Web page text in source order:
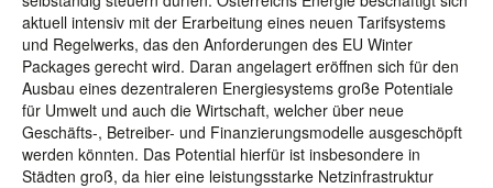
aktuell intensiv mit der Erarbeitung eines neuen Tarifsystems
und Regelwerks, das den Anforderungen des EU Winter
Packages gerecht wird. Daran angelagert eröffnen sich für den
Ausbau eines dezentraleren Energiesystems große Potentiale
für Umwelt und auch die Wirtschaft, welcher über neue
Geschäfts-, Betreiber- und Finanzierungsmodelle ausgeschöpft
werden könnten. Das Potential hierfür ist insbesondere in
Städten groß, da hier eine leistungsstarke Netzinfrastruktur